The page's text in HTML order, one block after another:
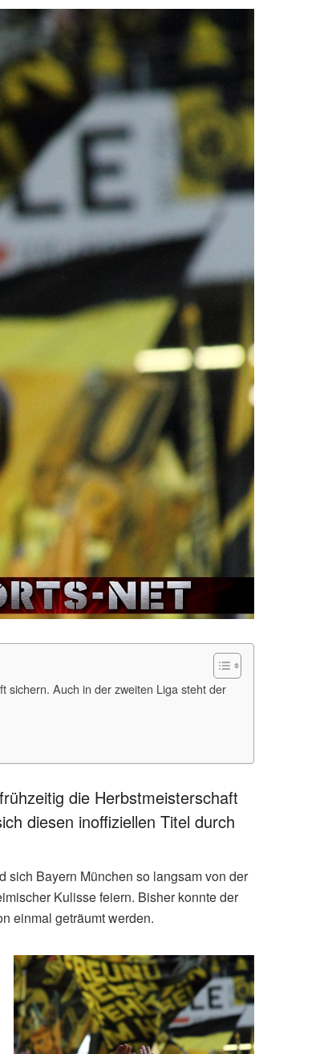
sichern. Auch in der zweiten Liga steht der
die Herbstmeisterschaft
diesen inoffiziellen Titel durch
sich Bayern München so langsam von der
Kulisse feiern. Bisher konnte der
einmal geträumt werden.